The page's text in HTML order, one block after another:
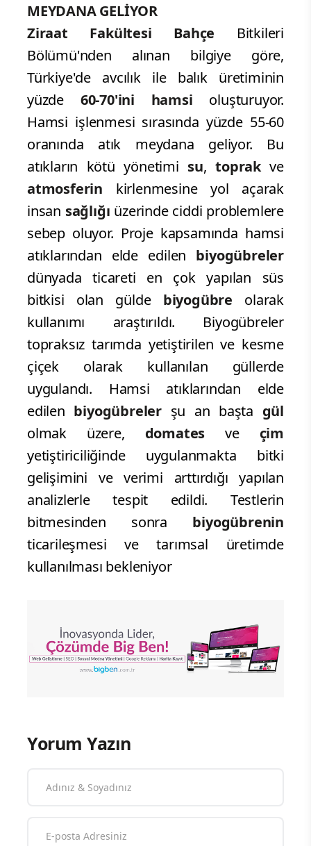
MEYDANA GELİYOR
Ziraat Fakültesi Bahçe Bitkileri
Bölümü'nden alınan bilgiye göre,
Türkiye'de avcılık ile balık üretiminin
yüzde 60-70'ini hamsi oluşturuyor.
Hamsi işlenmesi sırasında yüzde 55-60
oranında atık meydana geliyor. Bu
atıkların kötü yönetimi su,toprakve
atmosferin kirlenmesine yol açarak
insan sağlığı üzerinde ciddi problemlere
sebep oluyor. Proje kapsamında hamsi
atıklarından elde edilen biyogübreler
dünyada ticareti en çok yapılan süs
bitkisi olan gülde biyogübre olarak
kullanımı araştırıldı. Biyogübreler
topraksız tarımda yetiştirilen ve kesme
çiçek olarak kullanılan güllerde
uygulandı. Hamsi atıklarından elde
edilen biyogübreler şu an başta gül
olmak üzere, domatesve çim
yetiştiriciliğinde uygulanmakta bitki
gelişimini ve verimi arttırdığı yapılan
analizlerle tespit edildi. Testlerin
bitmesinden sonra biyogübrenin
ticarileşmesi ve tarımsal üretimde
kullanılması bekleniyor
Yorum Yazın